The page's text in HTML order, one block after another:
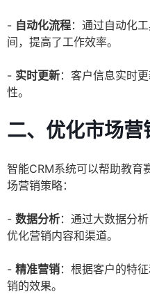
- 自动化流程：通过自动化
间，提高了工作效率。
- 实时更新：客户信息实时
性。
二、优化市场营
智能CRM系统可以帮助教育
场营销策略：
- 数据分析：通过大数据分
优化营销内容和渠道。
- 精准营销：根据客户的特
销的效果。